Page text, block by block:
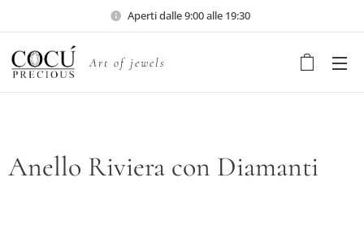
Aperti dalle 9:00 alle 19:30
Art of jewels
Anello Riviera con Diamanti